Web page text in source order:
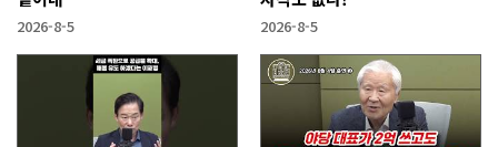
2026-8-5 2026-8-5